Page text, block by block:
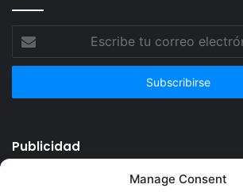
Manage Consent
correo
Publicidad